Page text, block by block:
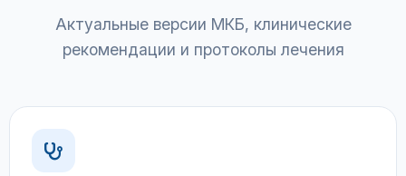
Актуальные версии МКБ, клинические
рекомендации и протоколы лечения